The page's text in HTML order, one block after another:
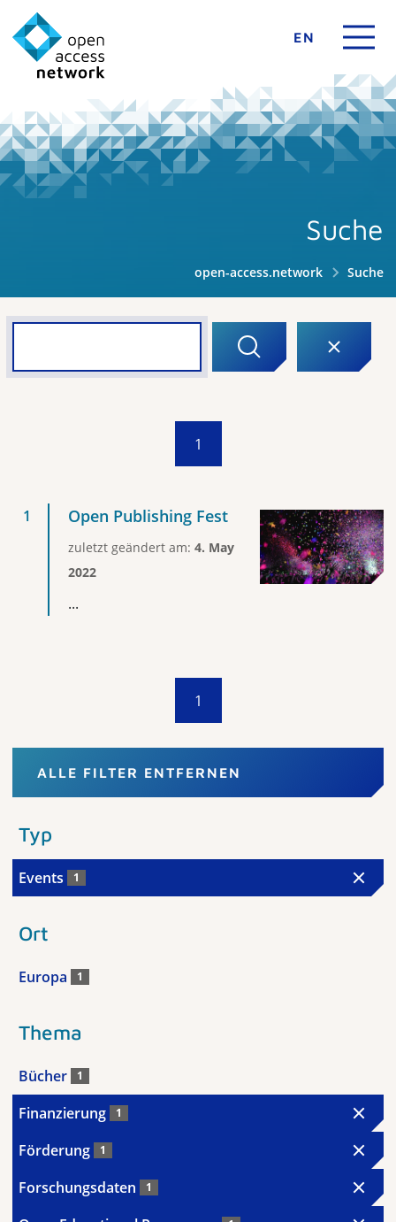
EN
Suche
open-access.network Suche
1
Open Publishing Fest
zuletzt geändert am: 4. May
2022
...
1
ALLE FILTER ENTFERNEN
Typ
Events 1
Ort
Europa 1
Thema
Bücher 1
Finanzierung 1
Förderung 1
Forschungsdaten 1